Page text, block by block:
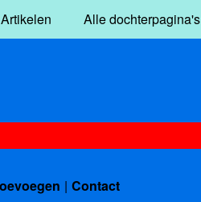
Artikelen Alle dochterpagina's
Contact